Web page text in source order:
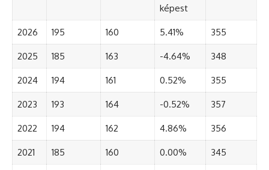
képest
2026 195 160 5.41% 355
2025 185 163 -4.64% 348
2024 194 161 0.52% 355
2023 193 164 -0.52% 357
2022 194 162 4.86% 356
2021 185 160 0.00% 345